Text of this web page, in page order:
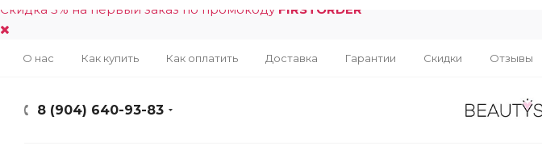
Скидка 5% на первый заказ по промокоду FIRSTORDER
О нас Как купить Как оплатить Доставка Гарантии Скидки Отзывы
8 (904) 640-93-83